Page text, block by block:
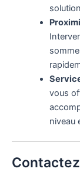
vous
niveau